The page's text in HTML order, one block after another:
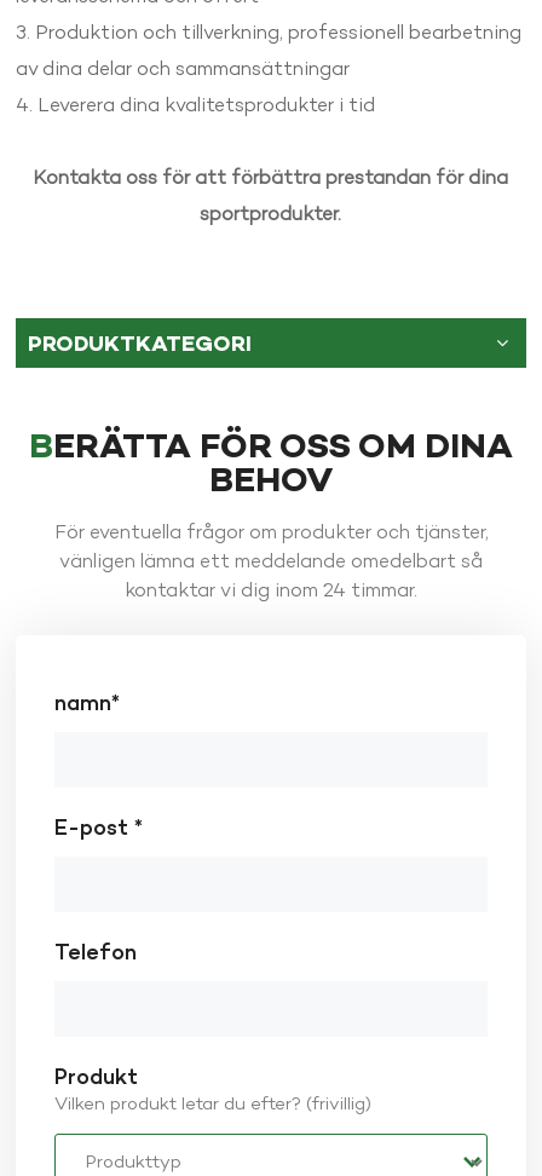
3. Produktion och tillverkning, professionell bearbetning
av dina delar och sammansättningar
4. Leverera dina kvalitetsprodukter i tid
Kontakta oss för att förbättra prestandan för dina
sportprodukter.
PRODUKTKATEGORI
BERÄTTA FÖR OSS OM DINA
BEHOV
För eventuella frågor om produkter och tjänster,
vänligen lämna ett meddelande omedelbart så
kontaktar vi dig inom 24 timmar.
namn*
E-post *
Telefon
Produkt
Vilken produkt letar du efter? (frivillig)